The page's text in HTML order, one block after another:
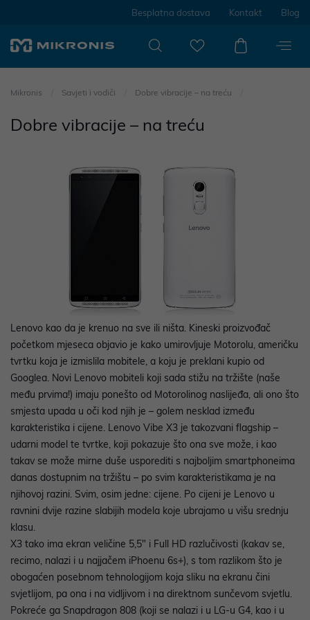
Besplatna dostava Kontakt Blog
Mikronis Savjeti i vodiči Dobre vibracije – na treću
Dobre vibracije – na treću
Lenovo kao da je krenuo na sve ili ništa. Kineski proizvođač
početkom mjeseca objavio je kako umirovljuje Motorolu, američku
tvrtku koja je izmislila mobitele, a koju je preklani kupio od
Googlea. Novi Lenovo mobiteli koji sada stižu na tržište (naše
među prvima!) imaju ponešto od Motorolinog naslijeđa, ali ono što
smjesta upada u oči kod njih je – golem nesklad između
karakteristika i cijene. Lenovo Vibe X3 je takozvani flagship –
udarni model te tvrtke, koji pokazuje što ona sve može, i kao
takav se može mirne duše usporediti s najboljim smartphoneima
danas dostupnim na tržištu – po svim karakteristikama je na
njihovoj razini. Svim, osim jedne: cijene. Po cijeni je Lenovo u
ravnini dvije razine slabijih modela koje ubrajamo u višu srednju
klasu.
X3 tako ima ekran veličine 5,5" i Full HD razlučivosti (kakav se,
recimo, nalazi i u najjačem iPhoenu 6s+), s tom razlikom što je
obogaćen posebnom tehnologijom koja sliku na ekranu čini
svjetlijom, pa ona i na vidljivom i na direktnom sunčevom svjetlu.
Pokreće ga Snapdragon 808 (koji se nalazi i u LG-u G4, kao i u